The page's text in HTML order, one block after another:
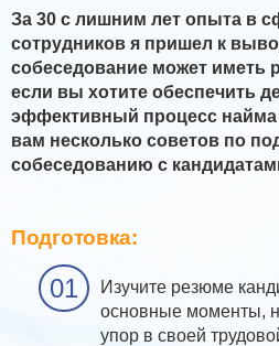
За 30 с лишним лет опыта в
сотрудников я пришел к
собеседование может иметь
если вы хотите обеспечить
эффективный процесс
вам несколько советов по
собеседованию с
Подготовка:
Изучите резюме
основные моменты,
упор в своей